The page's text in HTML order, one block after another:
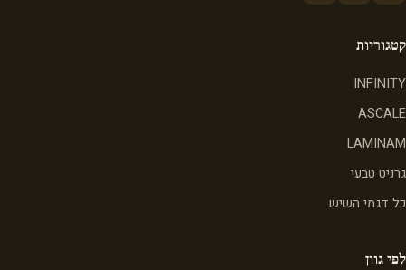
קטגוריות
INFINITY
ASCALE
LAMINAM
גרניט טבעי
כל דגמי השיש
לפי גוון